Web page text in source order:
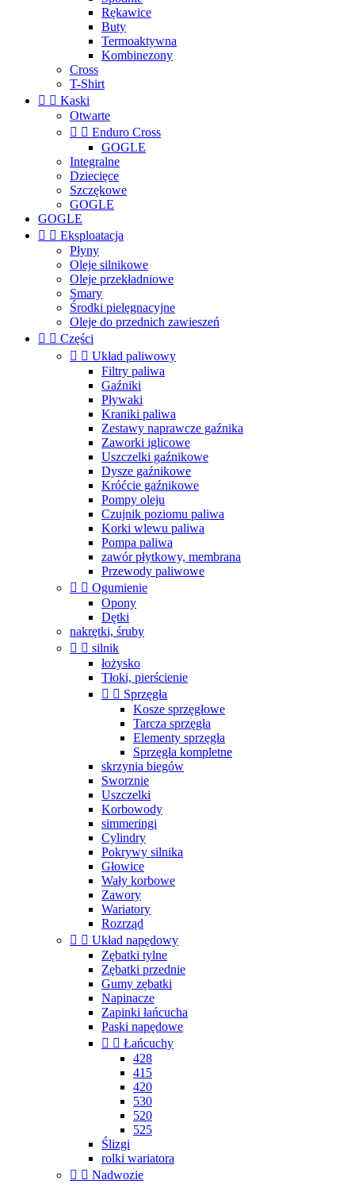
Rękawice
Buty
Termoaktywna
Kombinezony
Cross
T-Shirt
  Kaski
Otwarte
  Enduro Cross
GOGLE
Integralne
Dziecięce
Szczękowe
GOGLE
GOGLE
  Eksploatacja
Płyny
Oleje silnikowe
Oleje przekładniowe
Smary
Środki pielęgnacyjne
Oleje do przednich zawieszeń
  Części
  Układ paliwowy
Filtry paliwa
Gaźniki
Pływaki
Kraniki paliwa
Zestawy naprawcze gaźnika
Zaworki iglicowe
Uszczelki gaźnikowe
Dysze gaźnikowe
Króćcie gaźnikowe
Pompy oleju
Czujnik poziomu paliwa
Korki wlewu paliwa
Pompa paliwa
zawór płytkowy, membrana
Przewody paliwowe
  Ogumienie
Opony
Dętki
nakrętki, śruby
  silnik
łożysko
Tłoki, pierścienie
  Sprzęgła
Kosze sprzęgłowe
Tarcza sprzęgła
Elementy sprzęgła
Sprzęgła kompletne
skrzynia biegów
Sworznie
Uszczelki
Korbowody
simmeringi
Cylindry
Pokrywy silnika
Głowice
Wały korbowe
Zawory
Wariatory
Rozrząd
  Układ napędowy
Zębatki tylne
Zębatki przednie
Gumy zębatki
Napinacze
Zapinki łańcucha
Paski napędowe
  Łańcuchy
428
415
420
530
520
525
Ślizgi
rolki wariatora
  Nadwozie